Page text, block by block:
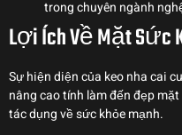
trong chuyên ngành
Lợi Ích Về Mặt Sức
Sự hiện diện của keo nha cai
nâng cao tính làm đến đẹp
tác dụng về sức khỏe mạnh.